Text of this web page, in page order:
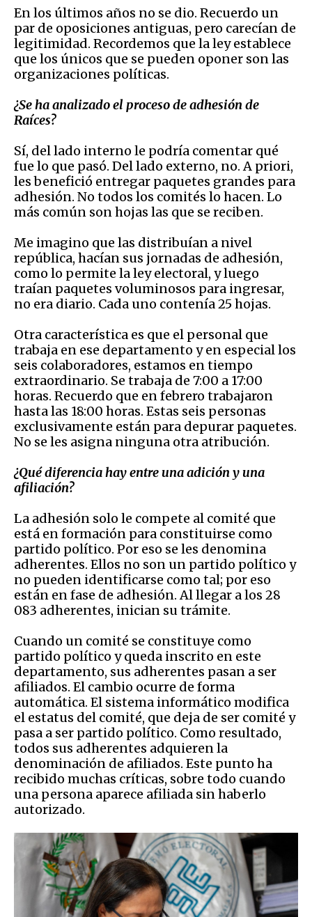
En los últimos años no se dio. Recuerdo un
par de oposiciones antiguas, pero carecían de
legitimidad. Recordemos que la ley establece
que los únicos que se pueden oponer son las
organizaciones políticas.
¿Se ha analizado el procesode adhesión de
Raíces?
Sí, del lado interno le podría comentar qué
fue lo que pasó. Del lado externo, no. A priori,
les benefició entregar paquetes grandes para
adhesión. No todos los comités lo hacen. Lo
más común son hojas las que se reciben.
Me imagino que las distribuían a nivel
república, hacían sus jornadas de adhesión,
como lo permite la ley electoral, y luego
traían paquetes voluminosos para ingresar,
no era diario. Cada uno contenía 25 hojas.
Otra característica es que el personal que
trabaja en ese departamento y en especial los
seis colaboradores, estamos en tiempo
extraordinario. Se trabaja de 7:00 a 17:00
horas. Recuerdo que en febrero trabajaron
hasta las 18:00 horas. Estas seis personas
exclusivamente están para depurar paquetes.
No se les asigna ninguna otra atribución.
¿Qué diferencia hay entre una adición y una
afiliación?
La adhesión solo le compete al comité que
está en formación para constituirse como
partido político. Por eso se les denomina
adherentes. Ellos no son un partido político y
no pueden identificarse como tal; por eso
están en fase de adhesión. Al llegar a los 28
083 adherentes, inician su trámite.
Cuando un comité se constituye como
partido político y queda inscrito en este
departamento, sus adherentes pasan a ser
afiliados. El cambio ocurre de forma
automática. El sistema informático modifica
el estatus del comité, que deja de ser comité y
pasa a ser partido político. Como resultado,
todos sus adherentes adquieren la
denominación de afiliados. Este punto ha
recibido muchas críticas, sobre todo cuando
una persona aparece afiliada sin haberlo
autorizado.